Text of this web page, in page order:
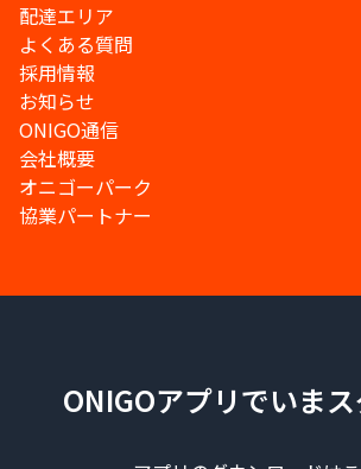
配達エリア
よくある質問
採用情報
お知らせ
ONIGO通信
会社概要
オニゴーパーク
協業パートナー
ONIGOアプリでいま